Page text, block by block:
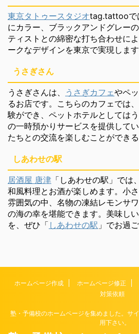
東京タトゥースタジオtag.tattooで
にカラー、ブラックアンドグレー
ティストとの綿密な打ち合わせに
ークなデザインを東京で実現します
うさぎさん
うさぎさんは、 うさぎカフェやペ
るお店です。こちらのカフェでは
験ができ、ペットホテルとしては
の一時預かりサービスを提供して
たちとの交流を楽しむことができる
しあわせの駅
居酒屋 唐津 「しあわせの駅」では
和風料理とお酒が楽しめます。小
雰囲気の中、名物の凍結レモンサ
の海の幸を堪能できます。美味し
を、ぜひ「 しあわせの駅 」でお過
ホームページ作成 ホームページ修正
対策依頼
塾・予備校のホームページを集めました。サ
用下さい。